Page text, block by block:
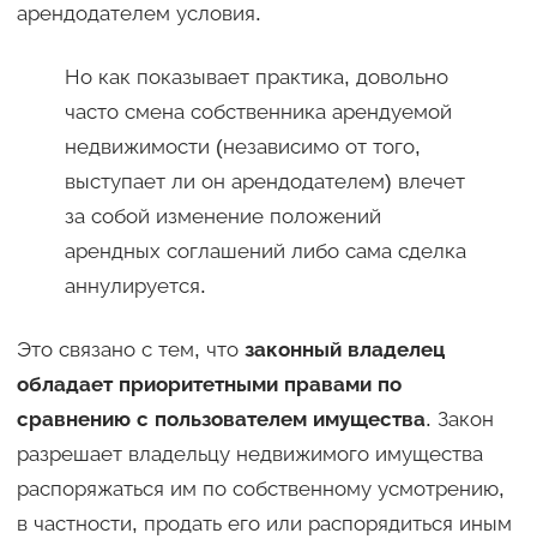
арендодателем условия.
Но как показывает практика, довольно
часто смена собственника арендуемой
недвижимости (независимо от того,
выступает ли он арендодателем) влечет
за собой изменение положений
арендных соглашений либо сама сделка
аннулируется.
Это связано с тем, что законный владелец
обладает приоритетными правами по
сравнению с пользователем имущества. Закон
разрешает владельцу недвижимого имущества
распоряжаться им по собственному усмотрению,
в частности, продать его или распорядиться иным